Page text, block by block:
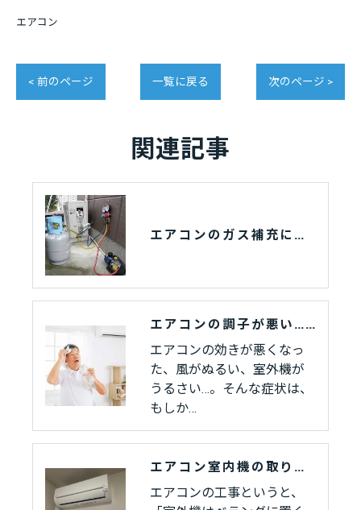
エアコン
< 前のページ 一覧に戻る 次のページ >
関連記事
エアコンのガス補充にかかる費用と作業内容
エアコンの調子が悪い…冷媒ガス漏れのよくあるサイン
エアコンの効きが悪くなっ
た、風がぬるい、室外機が
うるさい…。そんな症状は、
もしか…
エアコン室内機の取り付け作業工程をまとめてみました。
エアコンの工事というと、